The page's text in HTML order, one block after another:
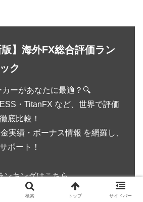
版】海外FX総合評価ラン
ク
ーがあなたに最適？🔍
・TitanFX など、世界で評価
底比較！
実績・ボーナス情報 を網羅し、
ポート！
ンキングはこちら
検索 トップ サイドバー